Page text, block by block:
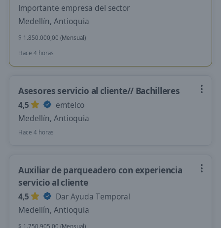
Importante empresa del sector
Medellín, Antioquia
$ 1.850.000,00 (Mensual)
Hace 4 horas
Asesores servicio al cliente// Bachilleres
4,5
emtelco
Medellín, Antioquia
Hace 4 horas
Auxiliar de parqueadero con experiencia
servicio al cliente
4,5
Dar Ayuda Temporal
Medellín, Antioquia
$ 1.750.905,00 (Mensual)